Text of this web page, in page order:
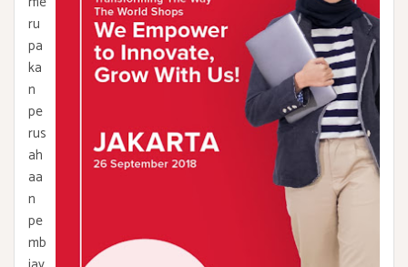
ru
pa
ka
n
pe
rus
ah
aa
n
pe
mb